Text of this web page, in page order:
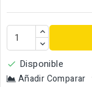
 Disponible
Añadir Comparar